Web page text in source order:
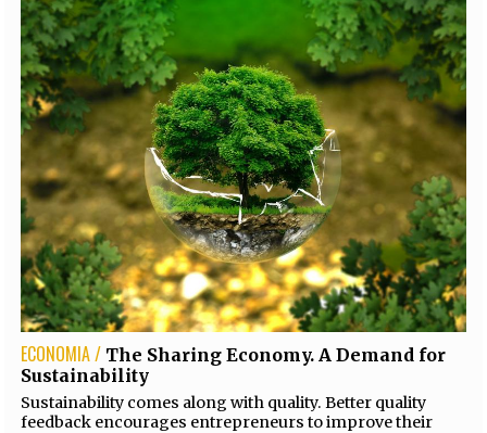
ECONOMIA / The Sharing Economy. A Demand for
Sustainability
Sustainability comes along with quality. Better quality
feedback encourages entrepreneurs to improve their